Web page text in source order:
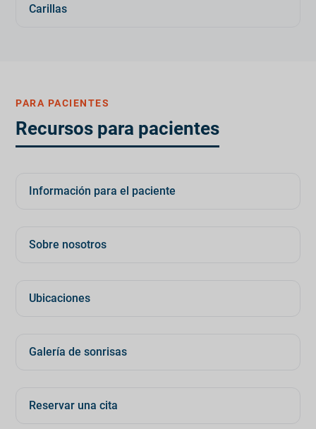
Carillas
PARA PACIENTES
Recursos para pacientes
Información para el paciente
Sobre nosotros
Ubicaciones
Galería de sonrisas
Reservar una cita